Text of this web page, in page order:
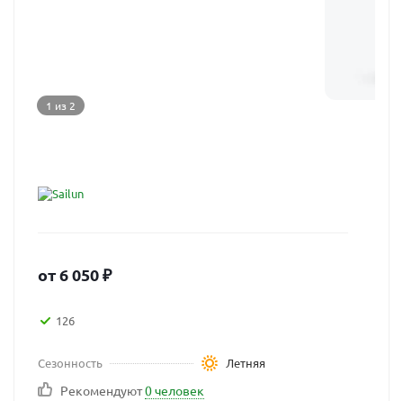
1 из 2
от6 050₽
126
Сезонность Летняя
Рекомендуют0 человек